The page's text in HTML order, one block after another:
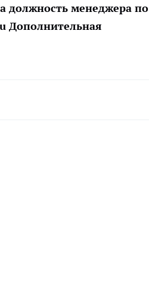
должность менеджера по
Дополнительная